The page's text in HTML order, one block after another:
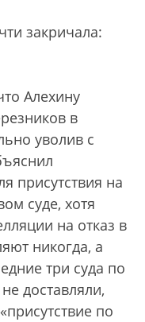
закричала:
Алехину
в
уволив с
присутствия на
суде, хотя
на отказ в
никогда, а
три суда по
доставляли,
по